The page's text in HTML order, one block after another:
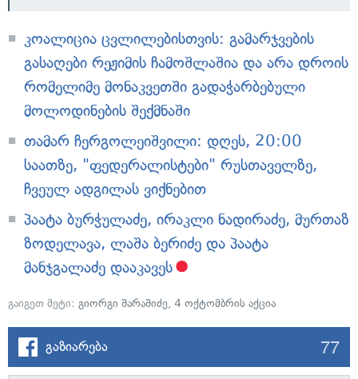
კოალიცია ცვლილებისთვის: გამარჯვების
გასაღები რეჟიმის ჩამოშლაშია და არა დროის
რომელიმე მონაკვეთში გადაჭარბებული
მოლოდინების შექმნაში
თამარ ჩერგოლეიშვილი: დღეს, 20:00
საათზე, "ფედერალისტები" რუსთაველზე,
ჩვეულ ადგილას ვიქნებით
პაატა ბურჭულაძე, ირაკლი ნადირაძე, მურთაზ
ზოდელავა, ლაშა ბერიძე და პაატა
მანჯგალაძე დააკავეს
გაიგეთ მეტი: გიორგი შარაშიძე, 4 ოქტომბრის აქცია
გაზიარება 77